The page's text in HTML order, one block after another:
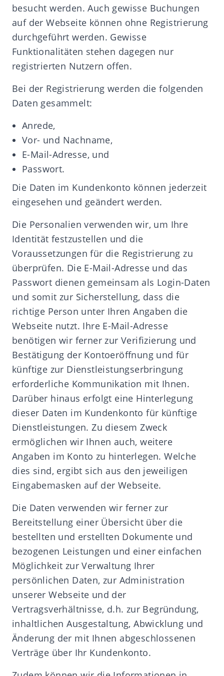
besucht werden. Auch gewisse Buchungen
auf der Webseite können ohne Registrierung
durchgeführt werden. Gewisse
Funktionalitäten stehen dagegen nur
registrierten Nutzern offen.
Bei der Registrierung werden die folgenden
Daten gesammelt:
Anrede,
Vor- und Nachname,
E-Mail-Adresse, und
Passwort.
Die Daten im Kundenkonto können jederzeit
eingesehen und geändert werden.
Die Personalien verwenden wir, um Ihre
Identität festzustellen und die
Voraussetzungen für die Registrierung zu
überprüfen. Die E-Mail-Adresse und das
Passwort dienen gemeinsam als Login-Daten
und somit zur Sicherstellung, dass die
richtige Person unter Ihren Angaben die
Webseite nutzt. Ihre E-Mail-Adresse
benötigen wir ferner zur Verifizierung und
Bestätigung der Kontoeröffnung und für
künftige zur Dienstleistungserbringung
erforderliche Kommunikation mit Ihnen.
Darüber hinaus erfolgt eine Hinterlegung
dieser Daten im Kundenkonto für künftige
Dienstleistungen. Zu diesem Zweck
ermöglichen wir Ihnen auch, weitere
Angaben im Konto zu hinterlegen. Welche
dies sind, ergibt sich aus den jeweiligen
Eingabemasken auf der Webseite.
Die Daten verwenden wir ferner zur
Bereitstellung einer Übersicht über die
bestellten und erstellten Dokumente und
bezogenen Leistungen und einer einfachen
Möglichkeit zur Verwaltung Ihrer
persönlichen Daten, zur Administration
unserer Webseite und der
Vertragsverhältnisse, d.h. zur Begründung,
inhaltlichen Ausgestaltung, Abwicklung und
Änderung der mit Ihnen abgeschlossenen
Verträge über Ihr Kundenkonto.